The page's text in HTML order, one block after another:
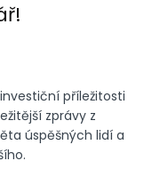
příležitosti
zprávy z
úspěšných lidí a